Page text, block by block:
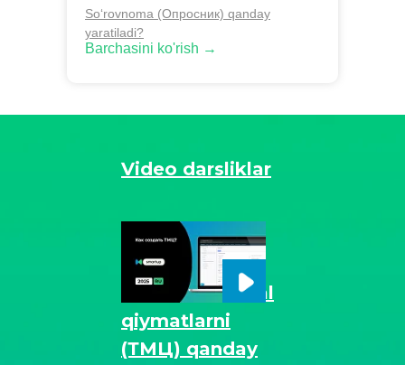
So‘rovnoma (Опросник) qanday
yaratiladi?
Barchasini ko'rish →
Video darsliklar
Tovar-materiyal
qiymatlarni
(ТМЦ) qanday